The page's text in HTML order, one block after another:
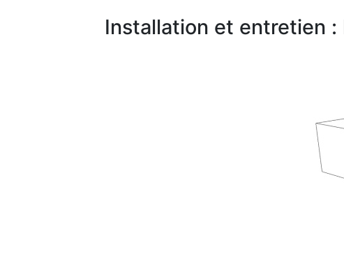
Installation et entretien